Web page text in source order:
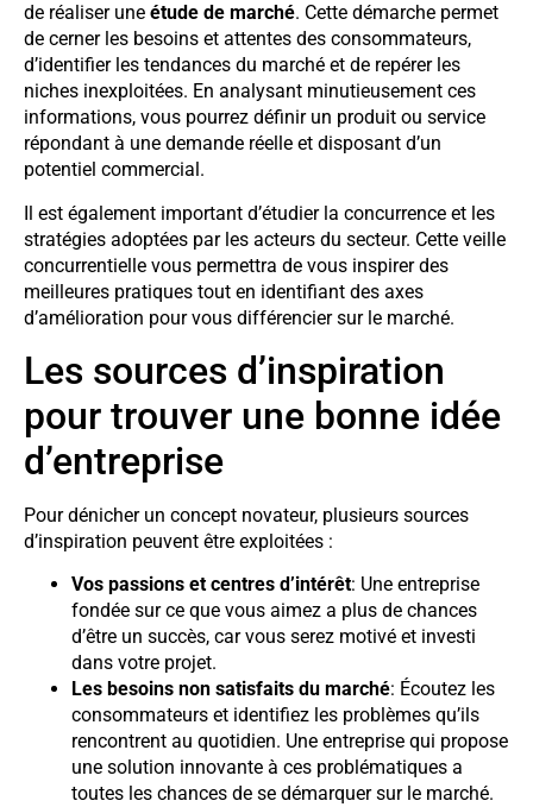
de réaliser une étude de marché. Cette démarche permet
de cerner les besoins et attentes des consommateurs,
d’identifier les tendances du marché et de repérer les
niches inexploitées. En analysant minutieusement ces
informations, vous pourrez définir un produit ou service
répondant à une demande réelle et disposant d’un
potentiel commercial.
Il est également important d’étudier la concurrence et les
stratégies adoptées par les acteurs du secteur. Cette veille
concurrentielle vous permettra de vous inspirer des
meilleures pratiques tout en identifiant des axes
d’amélioration pour vous différencier sur le marché.
Les sources d’inspiration
pour trouver une bonne idée
d’entreprise
Pour dénicher un concept novateur, plusieurs sources
d’inspiration peuvent être exploitées :
Vos passions et centres d’intérêt: Une entreprise
fondée sur ce que vous aimez a plus de chances
d’être un succès, car vous serez motivé et investi
dans votre projet.
Les besoins non satisfaits du marché: Écoutez les
consommateurs et identifiez les problèmes qu’ils
rencontrent au quotidien. Une entreprise qui propose
une solution innovante à ces problématiques a
toutes les chances de se démarquer sur le marché.